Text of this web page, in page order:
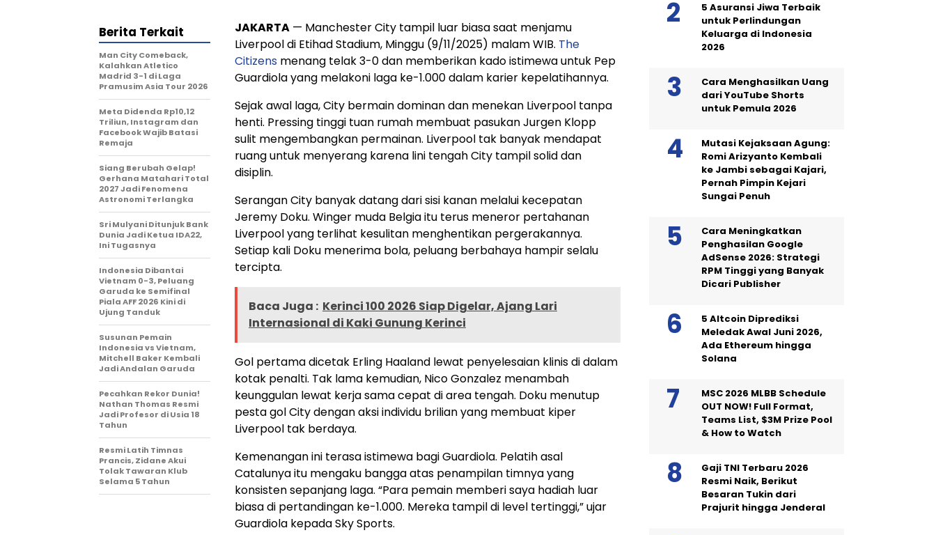
JAKARTA — Manchester City tampil luar biasa saat menjamu
Liverpool di Etihad Stadium, Minggu (9/11/2025) malam WIB. The
Citizens menang telak 3-0 dan memberikan kado istimewa untuk Pep
Guardiola yang melakoni laga ke-1.000 dalam karier kepelatihannya.
Sejak awal laga, City bermain dominan dan menekan Liverpool tanpa
henti. Pressing tinggi tuan rumah membuat pasukan Jurgen Klopp
sulit mengembangkan permainan. Liverpool tak banyak mendapat
ruang untuk menyerang karena lini tengah City tampil solid dan
disiplin.
Serangan City banyak datang dari sisi kanan melalui kecepatan
Jeremy Doku. Winger muda Belgia itu terus meneror pertahanan
Liverpool yang terlihat kesulitan menghentikan pergerakannya.
Setiap kali Doku menerima bola, peluang berbahaya hampir selalu
tercipta.
Baca Juga : Kerinci 100 2026 Siap Digelar, Ajang Lari
Internasional di Kaki Gunung Kerinci
Gol pertama dicetak Erling Haaland lewat penyelesaian klinis di dalam
kotak penalti. Tak lama kemudian, Nico Gonzalez menambah
keunggulan lewat kerja sama cepat di area tengah. Doku menutup
pesta gol City dengan aksi individu brilian yang membuat kiper
Liverpool tak berdaya.
Kemenangan ini terasa istimewa bagi Guardiola. Pelatih asal
Catalunya itu mengaku bangga atas penampilan timnya yang
konsisten sepanjang laga. “Para pemain memberi saya hadiah luar
biasa di pertandingan ke-1.000. Mereka tampil di level tertinggi,” ujar
Guardiola kepada Sky Sports.
Berita Terkait
Man City Comeback,
Kalahkan Atletico
Madrid 3-1 di Laga
Pramusim Asia Tour 2026
Meta Didenda Rp10,12
Triliun, Instagram dan
Facebook Wajib Batasi
Remaja
Siang Berubah Gelap!
Gerhana Matahari Total
2027 Jadi Fenomena
Astronomi Terlangka
Sri Mulyani Ditunjuk Bank
Dunia Jadi Ketua IDA22,
Ini Tugasnya
Indonesia Dibantai
Vietnam 0-3, Peluang
Garuda ke Semifinal
Piala AFF 2026 Kini di
Ujung Tanduk
Susunan Pemain
Indonesia vs Vietnam,
Mitchell Baker Kembali
Jadi Andalan Garuda
Pecahkan Rekor Dunia!
Nathan Thomas Resmi
Jadi Profesor di Usia 18
Tahun
Resmi Latih Timnas
Prancis, Zidane Akui
Tolak Tawaran Klub
Selama 5 Tahun
5 Asuransi Jiwa Terbaik
untuk Perlindungan
Keluarga di Indonesia
2026
Cara Menghasilkan Uang
dari YouTube Shorts
untuk Pemula 2026
Mutasi Kejaksaan Agung:
Romi Arizyanto Kembali
ke Jambi sebagai Kajari,
Pernah Pimpin Kejari
Sungai Penuh
Cara Meningkatkan
Penghasilan Google
AdSense 2026: Strategi
RPM Tinggi yang Banyak
Dicari Publisher
5 Altcoin Diprediksi
Meledak Awal Juni 2026,
Ada Ethereum hingga
Solana
MSC 2026 MLBB Schedule
OUT NOW! Full Format,
Teams List, $3M Prize Pool
& How to Watch
Gaji TNI Terbaru 2026
Resmi Naik, Berikut
Besaran Tukin dari
Prajurit hingga Jenderal